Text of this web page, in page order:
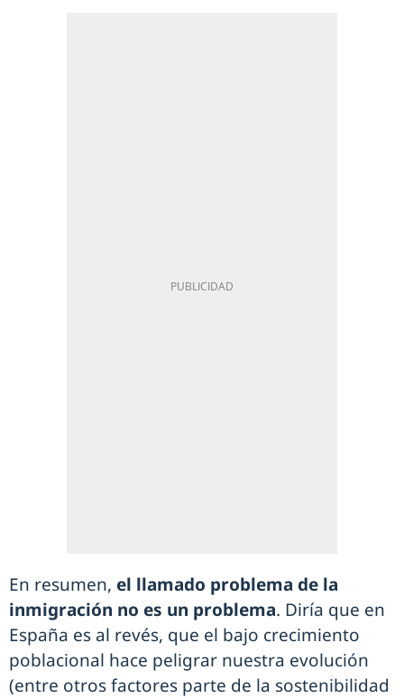
En resumen, el llamado problema de la
inmigración no es un problema. Diría que en
España es al revés, que el bajo crecimiento
poblacional hace peligrar nuestra evolución
(entre otros factores parte de la sostenibilidad